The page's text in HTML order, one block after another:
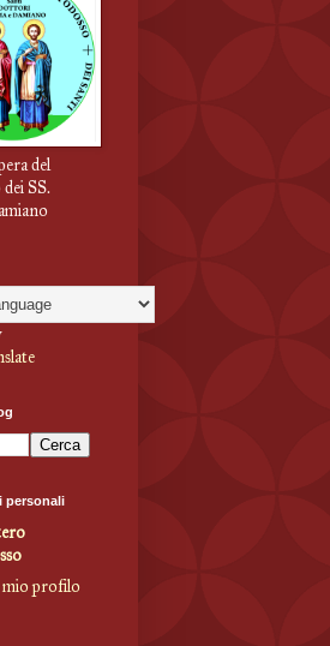
del
SS.
personali
mio profilo